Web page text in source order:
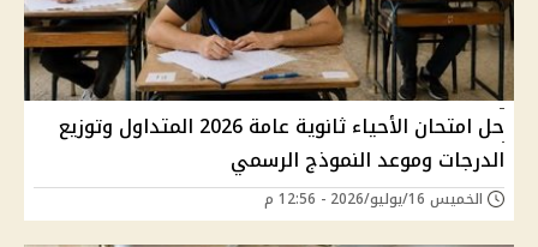
حل امتحان الأحياء ثانوية عامة 2026 المتداول وتوزيع
الدرجات وموعد النموذج الرسمي
الخميس 16/يوليو/2026 - 12:56 م